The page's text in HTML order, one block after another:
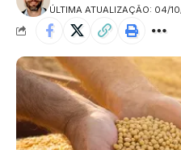
ÚLTIMA ATUALIZAÇÃO: 04/